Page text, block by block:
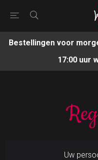
Bestellingen voor
17:00 uur
Uw